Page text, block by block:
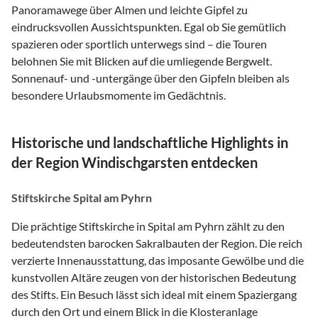
Panoramawege über Almen und leichte Gipfel zu
eindrucksvollen Aussichtspunkten. Egal ob Sie gemütlich
spazieren oder sportlich unterwegs sind – die Touren
belohnen Sie mit Blicken auf die umliegende Bergwelt.
Sonnenauf- und -untergänge über den Gipfeln bleiben als
besondere Urlaubsmomente im Gedächtnis.
Historische und landschaftliche Highlights in
der Region Windischgarsten entdecken
Stiftskirche Spital am Pyhrn
Die prächtige Stiftskirche in Spital am Pyhrn zählt zu den
bedeutendsten barocken Sakralbauten der Region. Die reich
verzierte Innenausstattung, das imposante Gewölbe und die
kunstvollen Altäre zeugen von der historischen Bedeutung
des Stifts. Ein Besuch lässt sich ideal mit einem Spaziergang
durch den Ort und einem Blick in die Klosteranlage